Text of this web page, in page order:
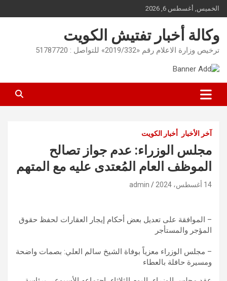
Skip
to
content
الخميس, أغسطس 6, 2026
وكالة أخبار تفتيش الكويت
ترخيص وزارة الاعلام رقم «2019/332» للتواصل : 51787720
آخر الأخبار أخبار الكويت
مجلس الوزراء: عدم جواز تصالح
الموظف العام المُعتدى عليه مع المتهم
14 أغسطس، 2024 admin
– الموافقة على تعديل بعض أحكام إيجار العقارات لحفظ حقوق
المؤجر والمستأجر
– مجلس الوزراء معزياً بوفاة الشيخ سالم العلي: بصمات واضحة
ومسيرة حافلة بالعطاء